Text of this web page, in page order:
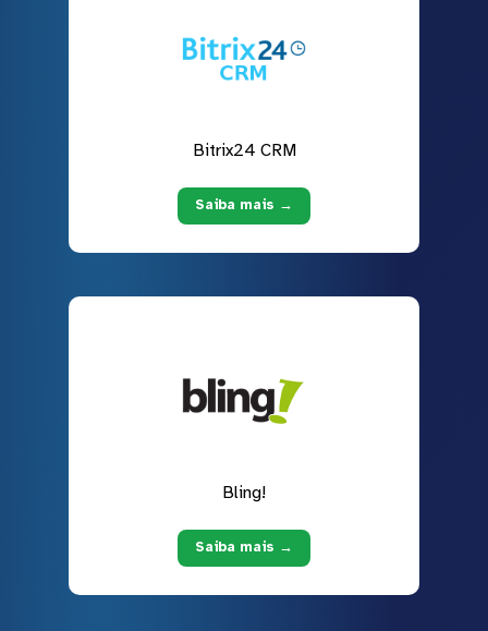
Bitrix24 CRM
Saiba mais →
Bling!
Saiba mais →